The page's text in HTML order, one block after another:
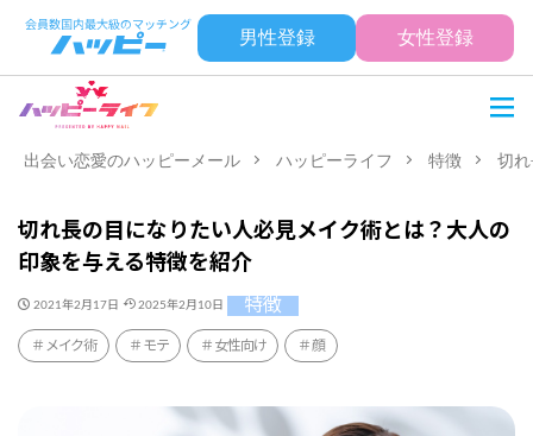
男性登録 女性登録
出会い恋愛のハッピーメール ハッピーライフ 特徴 切
切れ長の目になりたい人必見メイク術とは？大人の
印象を与える特徴を紹介
2021年2月17日 2025年2月10日 特徴
メイク術 モテ 女性向け 顔